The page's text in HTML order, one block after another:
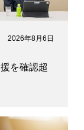
2026年8月6日
を確認超